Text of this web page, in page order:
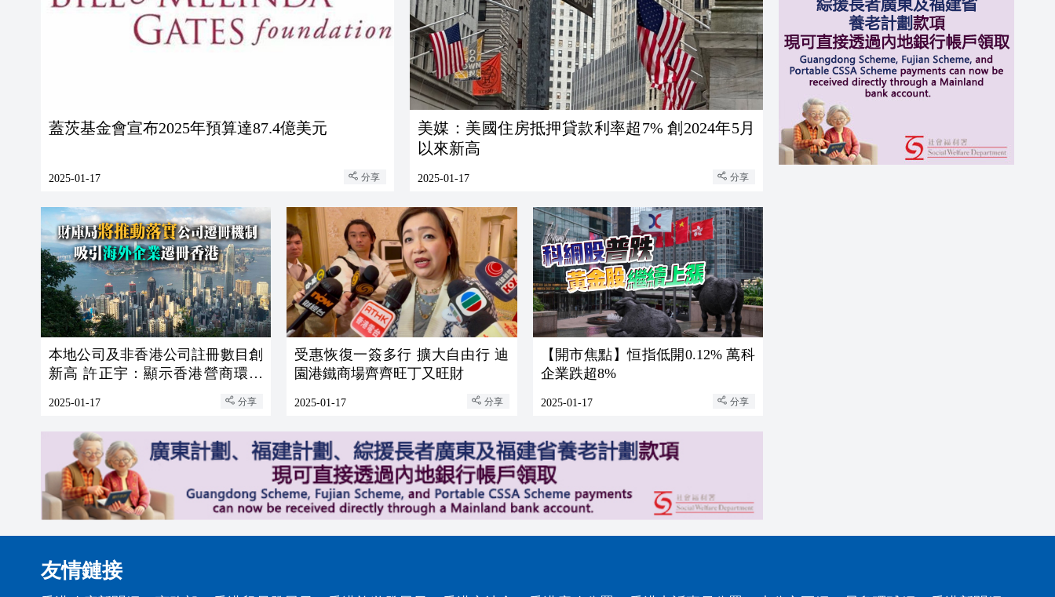
蓋茨基金會宣布2025年預算達87.4億美元
2025-01-17 分享
美媒：美國住房抵押貸款利率超7% 創2024年5月
以來新高
2025-01-17 分享
本地公司及非香港公司註冊數目創
新高 許正宇：顯示香港營商環境
2025-01-17 分享
受惠恢復一簽多行 擴大自由行 迪
園港鐵商場齊齊旺丁又旺財
2025-01-17 分享
【開市焦點】恒指低開0.12% 萬科
企業跌超8%
2025-01-17 分享
友情鏈接